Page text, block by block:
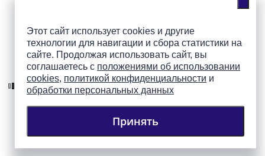
Этот сайт использует cookies и другие
технологии для навигации и сбора статистики на
сайте. Продолжая использовать сайт, вы
соглашаетесь с положениями об использовании
cookies, политикой конфиденциальности и
обработки персональных данных
Принять
Подпишись на группы
ПАИ в соцсетях!